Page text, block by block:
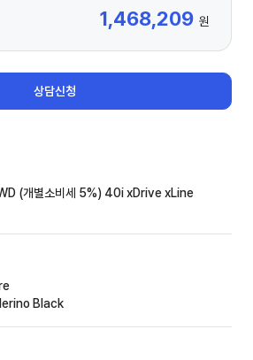
1,468,209 원
상담신청
(개별소비세 5%) 40i xDrive xLine
Black